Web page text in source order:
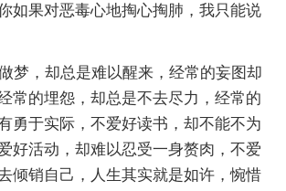
如果对恶毒心地掏心掏肺，我只能说
梦，却总是难以醒来，经常的妄图却
常的埋怨，却总是不去尽力，经常的
勇于实际，不爱好读书，却不能不为
好活动，却难以忍受一身赘肉，不爱
倾销自己，人生其实就是如许，惋惜